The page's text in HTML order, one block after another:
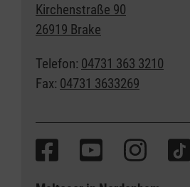
Kirchenstraße 90
26919 Brake
Telefon: 04731 363 3210
Fax: 04731 3633269